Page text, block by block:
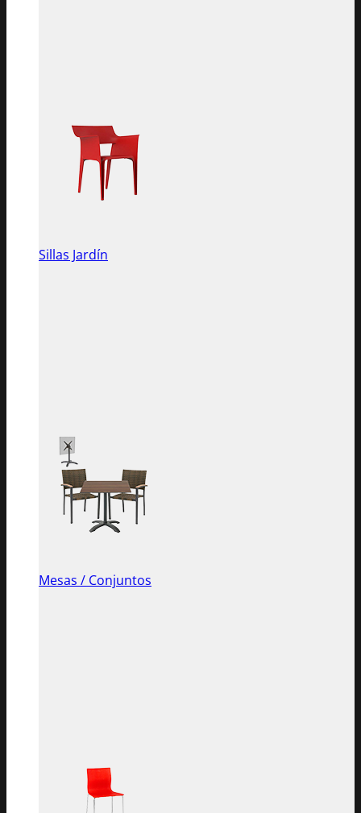
Sillas Jardín
Mesas / Conjuntos